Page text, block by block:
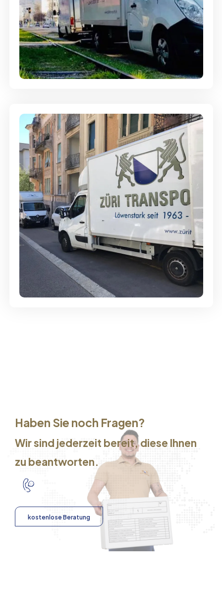
Ein- und Auspackservice
Günstige Umzüge - Hervorragender
Service
Haben Sie noch Fragen?
Wir sind jederzeit bereit, diese Ihnen
zu beantworten.
kostenlose Beratung